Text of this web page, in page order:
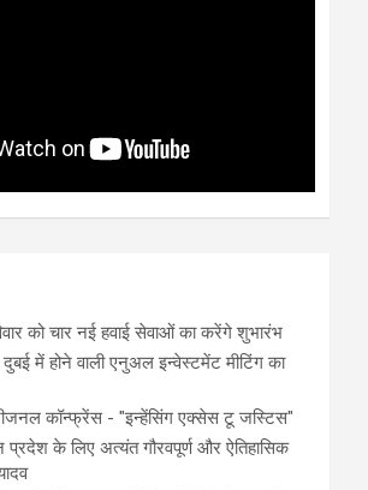
को चार नई हवाई सेवाओं का करेंगे शुभारंभ
दुबई में होने वाली एनुअल इन्वेस्टमेंट मीटिंग का
कॉन्फ्रेंस - "इन्हेंसिंग एक्सेस टू जस्टिस"
के लिए अत्यंत गौरवपूर्ण और ऐतिहासिक